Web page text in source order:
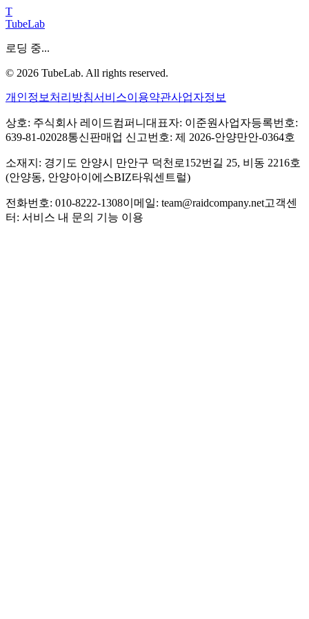
T
TubeLab
로딩 중...
© 2026 TubeLab. All rights reserved.
개인정보처리방침서비스이용약관사업자정보
상호: 주식회사 레이드컴퍼니 대표자: 이준원사업자등록번호:
639-81-02028통신판매업 신고번호: 제 2026-안양만안-0364호
소재지: 경기도 안양시 만안구 덕천로152번길 25, 비동 2216호
(안양동, 안양아이에스BIZ타워센트럴)
전화번호: 010-8222-1308이메일: team@raidcompany.net고객센
터: 서비스 내 문의 기능 이용